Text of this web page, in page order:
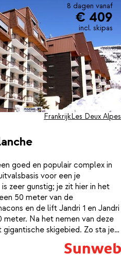
tal van sportieve activiteiten.
stap je ’s ochtends zo de
kun je heerlijk ontspannen in de
de vele activiteiten.
8 dagen vanaf
€ 409
incl. skipas
FrankrijkLes Deux Alpes
goed en populair complex in
voor een je
zeer gunstig; je zit hier in het
50 meter van de
en de lift Jandri 1 en Jandri
meter. Na het nemen van deze
skigebied. Zo sta je
De studio's zijn eenvoudig,
zijn ook voorzien van een